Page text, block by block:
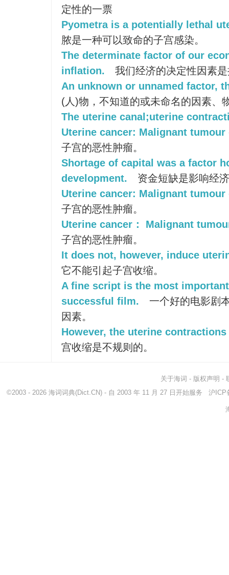
定性的一票
Pyometra is a potentially lethal
脓是一种可以致命的子宫感染。
The determinate factor of our
inflation.
我们经济的决定性因素
An unknown or unnamed factor,
(人)物，不知道的或未命名的因素、
The uterine canal;uterine
Uterine cancer: Malignant
子宫的恶性肿瘤。
Shortage of capital was a factor
development.
资金短缺是影响经
Uterine cancer: Malignant
子宫的恶性肿瘤。
Uterine cancer： Malignant
子宫的恶性肿瘤。
It does not, however, induce
它不能引起子宫收缩。
A fine script is the most
successful film.
一个好的电影剧
因素。
However, the uterine
宫收缩是不规则的。
关于海词 - 版权声明 -
©2003 - 2026 海词词典(Dict.CN) - 自 2003 年 11 月 27 日开始服务 沪ICP